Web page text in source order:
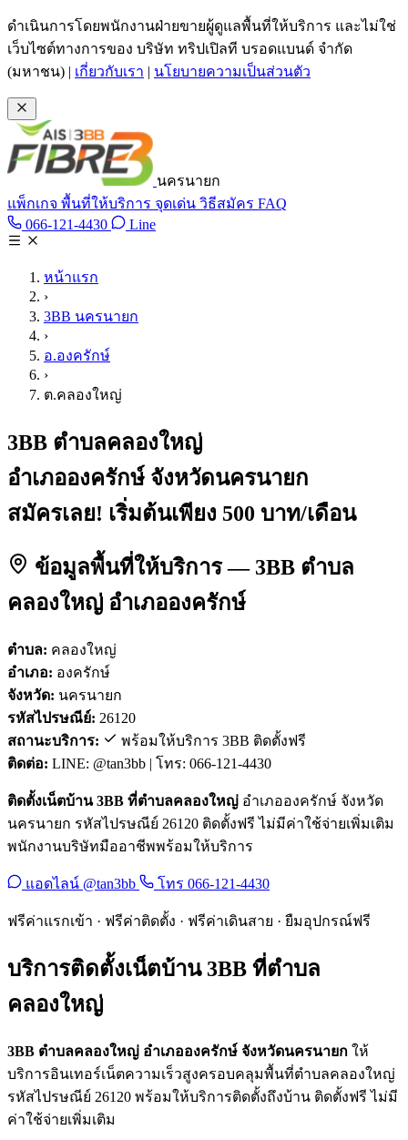
ข้ามไปเนื้อหาหลัก
ดำเนินการโดยพนักงานฝ่ายขายผู้ดูแลพื้นที่ให้บริการ และไม่ใช่
เว็บไซต์ทางการของ บริษัท ทริปเปิลที บรอดแบนด์ จำกัด
(มหาชน) | เกี่ยวกับเรา | นโยบายความเป็นส่วนตัว
นครนายก
แพ็กเกจ พื้นที่ให้บริการ จุดเด่น วิธีสมัคร FAQ
066-121-4430 โทร 066-121-4430
LineLine @tan3bb
หน้าแรก
›
3BB นครนายก
›
อ.องครักษ์
›
ต.คลองใหญ่
3BB ตำบลคลองใหญ่
อำเภอองครักษ์ จังหวัดนครนายก
สมัครเลย! เริ่มต้นเพียง 500 บาท/เดือน
ข้อมูลพื้นที่ให้บริการ — 3BB ตำบล
คลองใหญ่ อำเภอองครักษ์
ตำบล: คลองใหญ่
อำเภอ: องครักษ์
จังหวัด: นครนายก
รหัสไปรษณีย์: 26120
สถานะบริการ:
พร้อมให้บริการ 3BB ติดตั้งฟรี
ติดต่อ: LINE: @tan3bb | โทร: 066-121-4430
ติดตั้งเน็ตบ้าน 3BB ที่ตำบลคลองใหญ่ อำเภอองครักษ์ จังหวัด
นครนายก รหัสไปรษณีย์ 26120 ติดตั้งฟรี ไม่มีค่าใช้จ่ายเพิ่มเติม
พนักงานบริษัทมืออาชีพพร้อมให้บริการ
แอดไลน์ @tan3bb โทร 066-121-4430
ฟรีค่าแรกเข้า · ฟรีค่าติดตั้ง · ฟรีค่าเดินสาย · ยืมอุปกรณ์ฟรี
บริการติดตั้งเน็ตบ้าน 3BB ที่ตำบล
คลองใหญ่
3BB ตำบลคลองใหญ่ อำเภอองครักษ์ จังหวัดนครนายก ให้
บริการอินเทอร์เน็ตความเร็วสูงครอบคลุมพื้นที่ตำบลคลองใหญ่
รหัสไปรษณีย์ 26120 พร้อมให้บริการติดตั้งถึงบ้าน ติดตั้งฟรี ไม่มี
ค่าใช้จ่ายเพิ่มเติม